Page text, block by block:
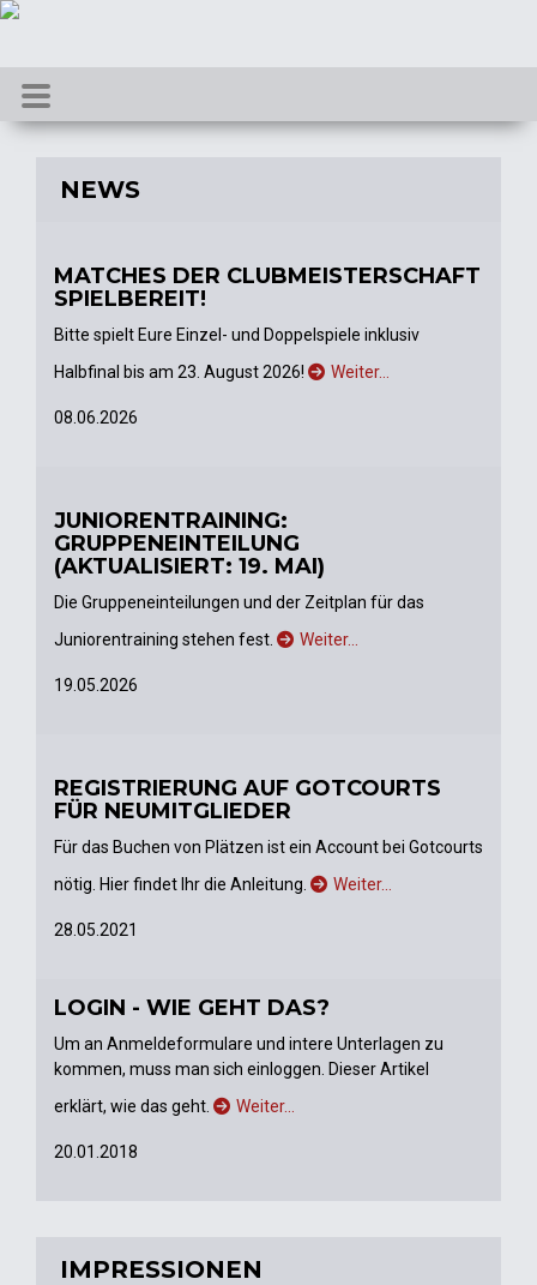
NEWS
MATCHES DER CLUBMEISTERSCHAFT
SPIELBEREIT!
Bitte spielt Eure Einzel- und Doppelspiele inklusiv
Halbfinal bis am 23. August 2026!
Weiter…
08.06.2026
JUNIORENTRAINING:
GRUPPENEINTEILUNG
(AKTUALISIERT: 19. MAI)
Die Gruppeneinteilungen und der Zeitplan für das
Juniorentraining stehen fest.
Weiter…
19.05.2026
REGISTRIERUNG AUF GOTCOURTS
FÜR NEUMITGLIEDER
Für das Buchen von Plätzen ist ein Account bei Gotcourts
nötig. Hier findet Ihr die Anleitung.
Weiter…
28.05.2021
LOGIN - WIE GEHT DAS?
Um an Anmeldeformulare und intere Unterlagen zu
kommen, muss man sich einloggen. Dieser Artikel
erklärt, wie das geht.
Weiter…
20.01.2018
IMPRESSIONEN